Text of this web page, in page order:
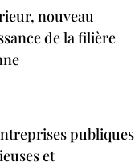
nouveau
de la filière
publiques
et